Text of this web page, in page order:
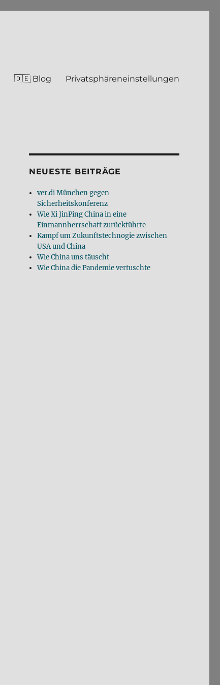
🇩🇪 Blog Privatsphäreneinstellungen
NEUESTE BEITRÄGE
ver.di München gegen
Sicherheitskonferenz
Wie Xi JinPing China in eine
Einmannherrschaft zurückführte
Kampf um Zukunftstechnogie zwischen
USA und China
Wie China uns täuscht
Wie China die Pandemie vertuschte